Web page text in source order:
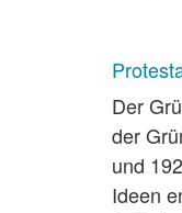
Der
der
und
Ideen